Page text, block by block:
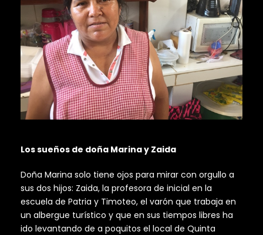
Los sueños de doña Marina y Zaida
Doña Marina solo tiene ojos para mirar con orgullo a
sus dos hijos: Zaida, la profesora de inicial en la
escuela de Patria y Timoteo, el varón que trabaja en
un albergue turístico y que en sus tiempos libres ha
ido levantando de a poquitos el local de Quinta